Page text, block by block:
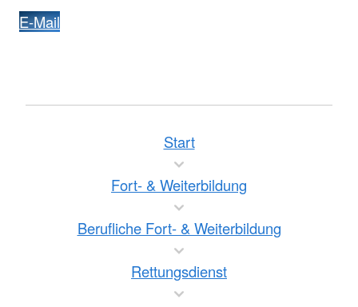
E-Mail
Start
Fort- & Weiterbildung
Berufliche Fort- & Weiterbildung
Rettungsdienst